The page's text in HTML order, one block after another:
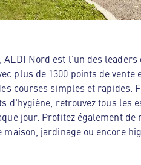
Nord est l'un des
plus de 1300 points de vente
courses simples et rapides.
d'hygiène, retrouvez tous les
jour. Profitez également
jardinage ou encore